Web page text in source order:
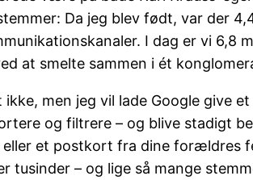
Da jeg blev født, var der
I dag er vi 6,8
at smelte sammen i ét
men jeg vil lade Google give
og filtrere – og blive stadigt
et postkort fra dine forældres
tusinder – og lige så mange